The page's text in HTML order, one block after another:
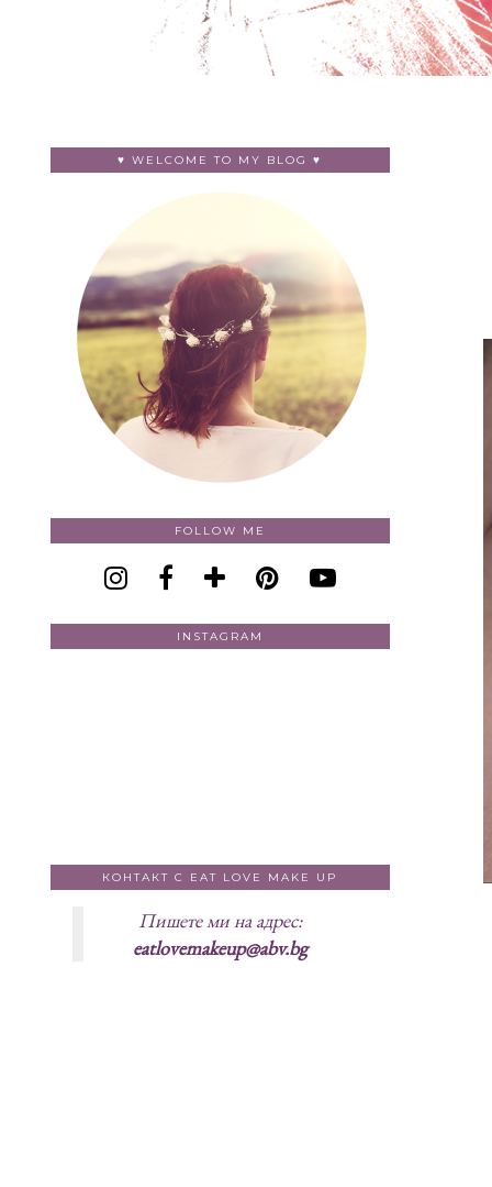
♥ WELCOME TO MY BLOG ♥
FOLLOW ME
INSTAGRAM
КОНТАКТ С EAT LOVE MAKE UP
Пишете ми на адрес:
eatlovemakeup@abv.bg